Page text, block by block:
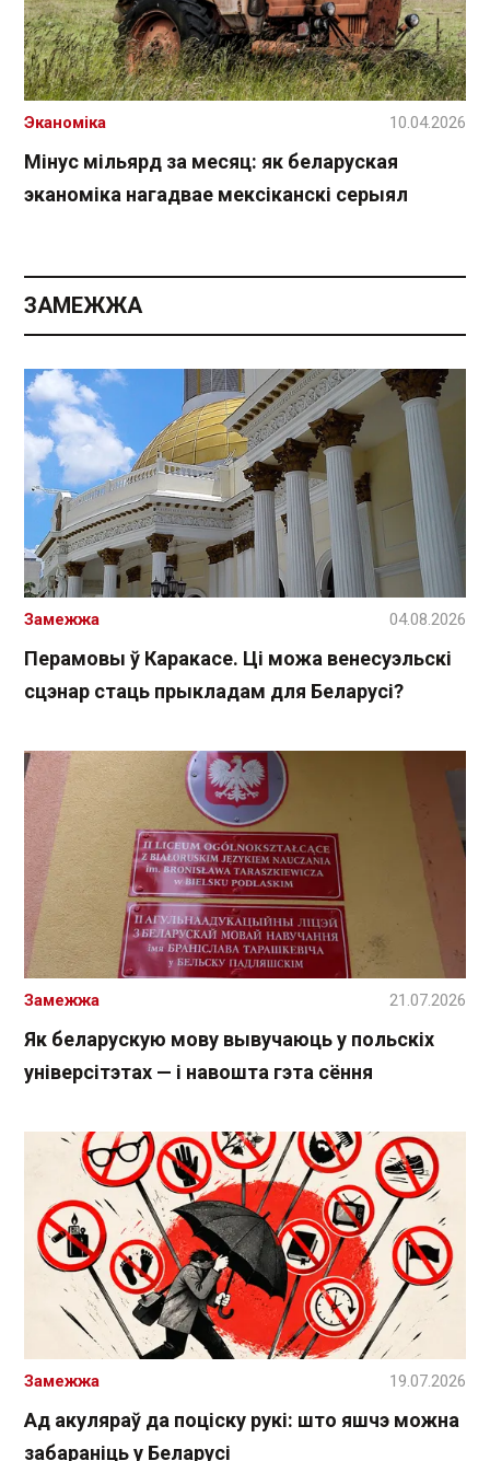
Мінус мільярд за месяц: як беларуская
эканоміка нагадвае мексіканскі серыял
Эканоміка 10.04.2026
ЗАМЕЖЖА
Перамовы ў Каракасе. Ці можа венесуэльскі
сцэнар стаць прыкладам для Беларусі?
Замежжа 04.08.2026
Як беларускую мову вывучаюць у польскіх
універсітэтах — і навошта гэта сёння
Замежжа 21.07.2026
Ад акуляраў да поціску рукі: што яшчэ можна
забараніць у Беларусі
Замежжа 19.07.2026